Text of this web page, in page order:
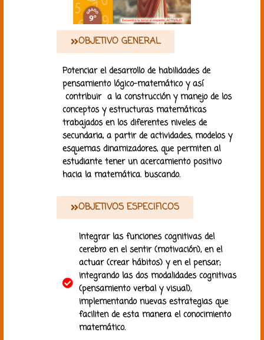
OBJETIVO GENERAL
Potenciar el desarrollo de habilidades de
pensamiento lógico-matemático y así
contribuir a la construcción y manejo de los
conceptos y estructuras matemáticas
trabajados en los diferentes niveles de
secundaria, a partir de actividades, modelos y
esquemas dinamizadores, que permiten al
estudiante tener un acercamiento positivo
hacia la matemática. buscando.
OBJETIVOS ESPECIFICOS
Integrar las funciones cognitivas del
cerebro en el sentir (motivación), en el
actuar (crear hábitos) y en el pensar;
integrando las dos modalidades cognitivas
(pensamiento verbal y visual),
implementando nuevas estrategias que
faciliten de esta manera el conocimiento
matemático.